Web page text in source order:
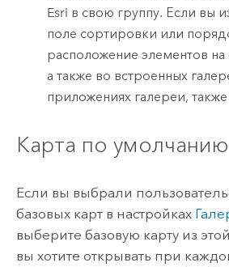
Esri в свою группу. Если вы
поле сортировки или
расположение элементов на
а также во встроенных
приложениях галереи,
Карта по умолчанию
Если вы выбрали
базовых карт в настройках
выберите базовую карту из
вы хотите открывать при